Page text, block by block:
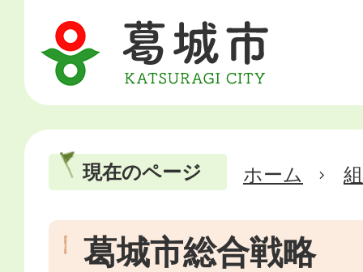
現在のページ ホーム
葛城市総合戦略